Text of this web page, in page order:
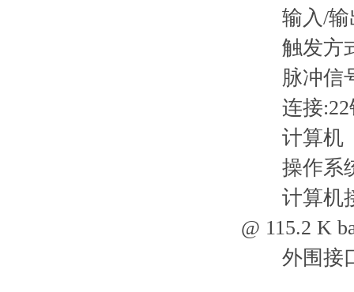
输入/输出
触发方
脉冲信
连接:22
计算机
操作系统
计算机接
@ 115.2 K
外围接口